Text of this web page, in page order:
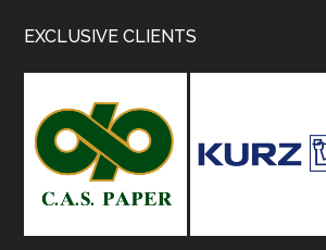
Footer
EXCLUSIVE CLIENTS